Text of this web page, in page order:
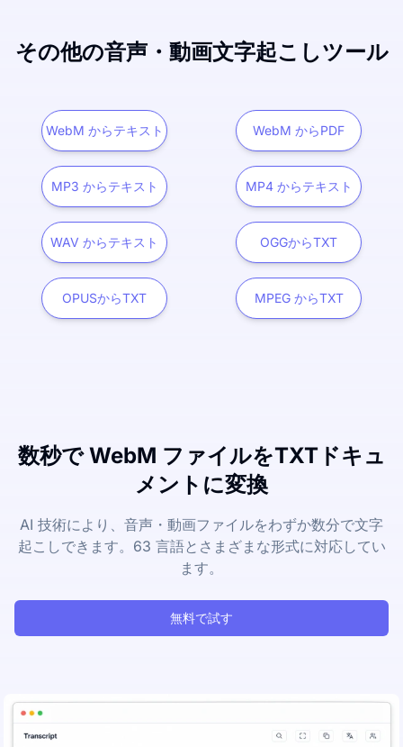
その他の音声・動画文字起こしツール
WebM からテキスト WebM からPDF
MP3 からテキスト MP4 からテキスト
WAV からテキスト OGGからTXT
OPUSからTXT MPEG からTXT
数秒で WebM ファイルをTXTドキュ
メントに変換
AI 技術により、音声・動画ファイルをわずか数分で文字
起こしできます。63 言語とさまざまな形式に対応してい
ます。
無料で試す